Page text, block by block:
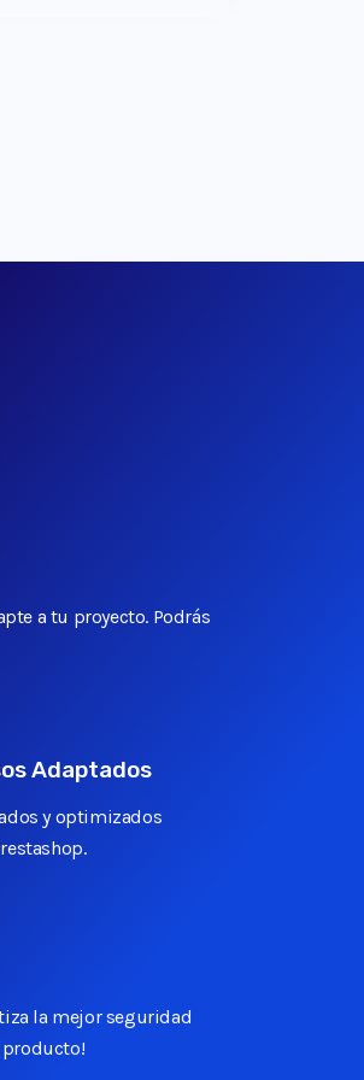
de Uptime
a tu proyecto. Podrás
Adaptados
y optimizados
la mejor seguridad
producto!